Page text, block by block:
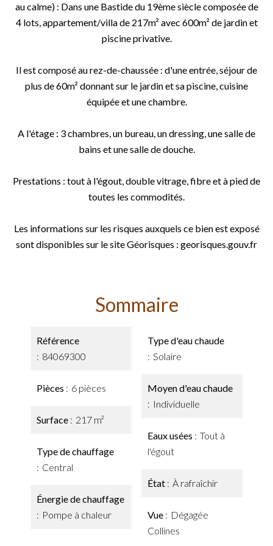
au calme) : Dans une Bastide du 19ème siècle composée de
4 lots, appartement/villa de 217m² avec 600m² de jardin et
piscine privative.
Il est composé au rez-de-chaussée : d'une entrée, séjour de
plus de 60m² donnant sur le jardin et sa piscine, cuisine
équipée et une chambre.
A l'étage : 3 chambres, un bureau, un dressing, une salle de
bains et une salle de douche.
Prestations : tout à l'égout, double vitrage, fibre et à pied de
toutes les commodités.
Les informations sur les risques auxquels ce bien est exposé
sont disponibles sur le site Géorisques : georisques.gouv.fr
Sommaire
Référence
84069300
Pièces 6 pièces
Surface 217 m²
Type de chauffage
Central
Énergie de chauffage
Pompe à chaleur
Type d'eau chaude
Solaire
Moyen d'eau chaude
Individuelle
Eaux usées
Tout à
l'égout
État À rafraîchir
Vue
Dégagée
Collines